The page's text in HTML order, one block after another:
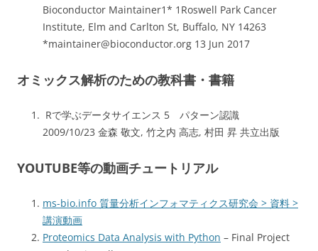
Bioconductor Maintainer1* 1Roswell Park Cancer
Institute, Elm and Carlton St, Buffalo, NY 14263
*maintainer@bioconductor.org 13 Jun 2017
オミックス解析のための教科書・書籍
Rで学ぶデータサイエンス 5 パターン認識
2009/10/23 金森 敬文, 竹之内 高志, 村田 昇 共立出版
YOUTUBE等の動画チュートリアル
ms-bio.info 質量分析インフォマティクス研究会 > 資料 >
講演動画
Proteomics Data Analysis with Python – Final Project